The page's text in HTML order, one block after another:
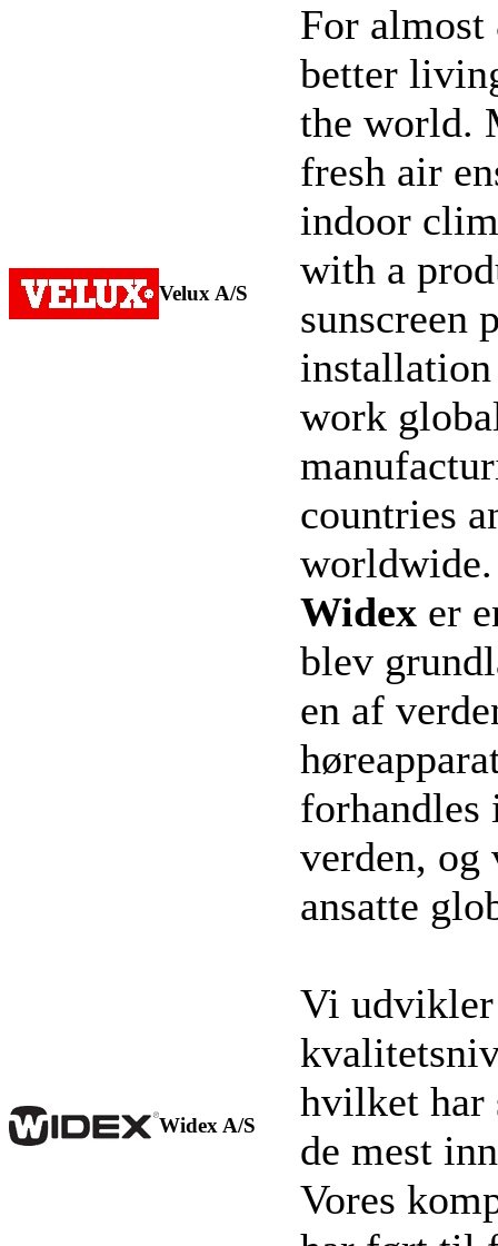
Velux A/S
For almost
better
the world.
fresh air
indoor
with a
sunscreen
installation
work
countries
Widex A/S
Widex er
blev
en af
forhandles
verden, og
ansatte
Vi
hvilket har
de mest
Vores